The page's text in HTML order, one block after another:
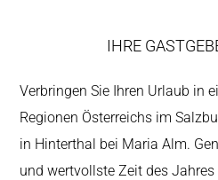
IHRE
Verbringen Sie Ihren Urlaub in
Regionen Österreichs im
in Hinterthal bei Maria Alm.
und wertvollste Zeit des